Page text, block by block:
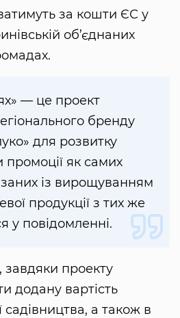
за кошти ЄС у
об’єднаних
— це проект
бренду
для розвитку
як самих
із вирощуванням
продукції з тих же
у повідомленні.
завдяки проекту
додану вартість
садівництва, а також в